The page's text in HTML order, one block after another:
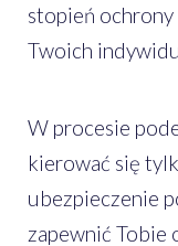
stopień
Twoich
W procesie
kierować się
ubezpieczenie
zapewnić